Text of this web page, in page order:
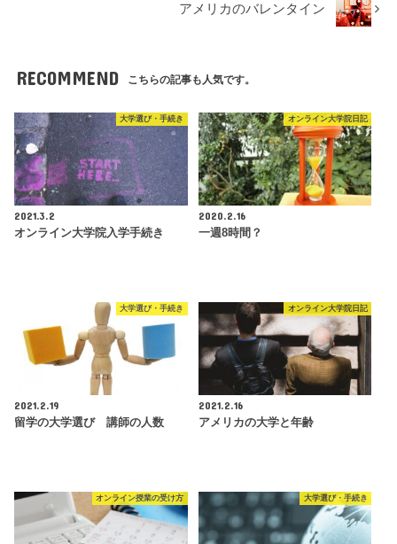
アメリカのバレンタイン
RECOMMEND こちらの記事も人気です。
大学選び・手続き
2021.3.2
オンライン大学院入学手続き
オンライン大学院日記
2020.2.16
一週8時間？
大学選び・手続き
2021.2.19
留学の大学選び 講師の人数
オンライン大学院日記
2021.2.16
アメリカの大学と年齢
オンライン授業の受け方 大学選び・手続き